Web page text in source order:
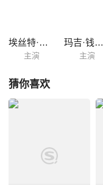
埃丝特·威廉斯
主演
玛吉·钱皮恩
主演
猜你喜欢